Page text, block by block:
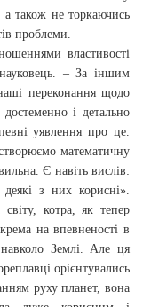
а також не торкаючись
проблеми.
властивості
– За іншим
переконання щодо
і детально
уявлення про це.
математичну
Є навіть вислів:
з них корисні».
котра, як тепер
на впевненості в
Землі. Але ця
орієнтувались
руху планет, вона